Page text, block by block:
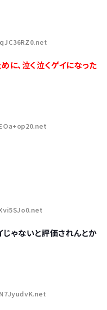
に、泣く泣くゲイになった
ゃないと評価されんとか